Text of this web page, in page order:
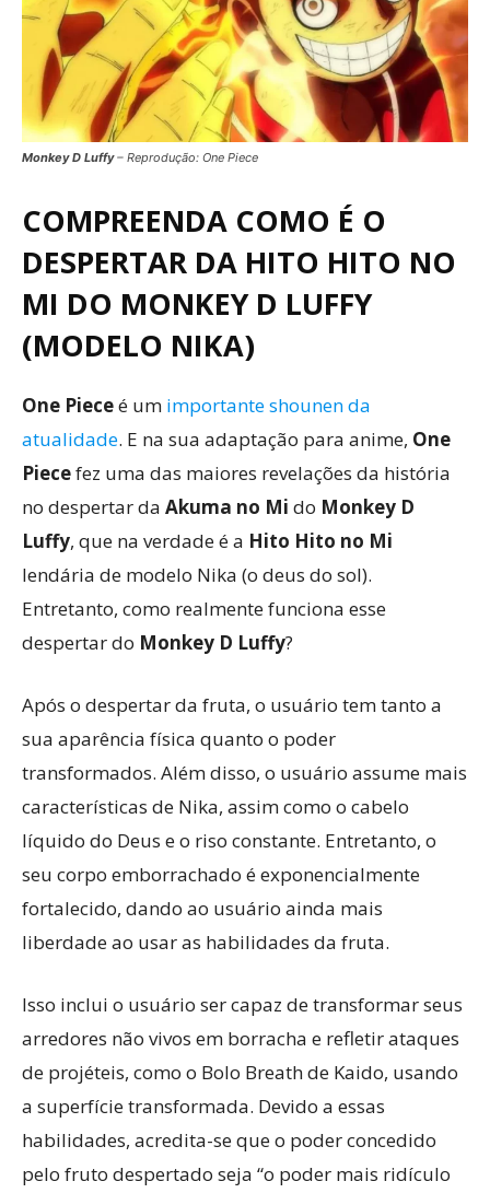
Monkey D Luffy– Reprodução: One Piece
COMPREENDA COMO É O
DESPERTAR DA HITO HITO NO
MI DO MONKEY D LUFFY
(MODELO NIKA)
One Pieceé um importante shounen da
atualidade. E na sua adaptação para anime, One
Piecefez uma das maiores revelações da história
no despertar da Akuma no Mi do Monkey D
Luffy, que na verdade é a Hito Hito no Mi
lendária de modelo Nika (o deus do sol).
Entretanto, como realmente funciona esse
despertar do Monkey D Luffy?
Após o despertar da fruta, o usuário tem tanto a
sua aparência física quanto o poder
transformados. Além disso, o usuário assume mais
características de Nika, assim como o cabelo
líquido do Deus e o riso constante. Entretanto, o
seu corpo emborrachado é exponencialmente
fortalecido, dando ao usuário ainda mais
liberdade ao usar as habilidades da fruta.
Isso inclui o usuário ser capaz de transformar seus
arredores não vivos em borracha e refletir ataques
de projéteis, como o Bolo Breath de Kaido, usando
a superfície transformada. Devido a essas
habilidades, acredita-se que o poder concedido
pelo fruto despertado seja “o poder mais ridículo